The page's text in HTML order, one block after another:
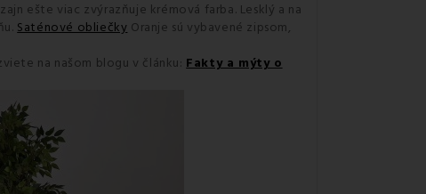
ešte viac zvýrazňuje krémová farba. Lesklý a na
Saténové obliečky Oranje sú vybavené zipsom,
na našom blogu v článku:Fakty a mýty o